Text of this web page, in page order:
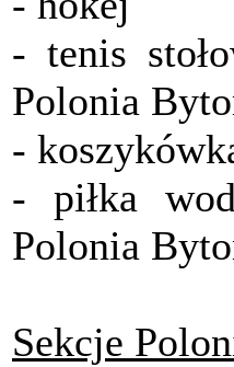
- tenis
Polonia
-
- piłka
Polonia
Sekcje